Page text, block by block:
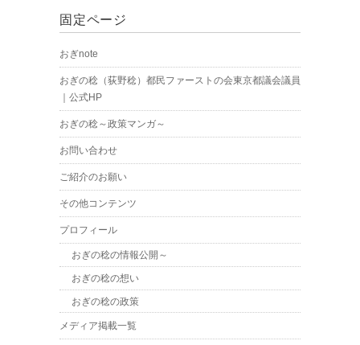
固定ページ
おぎnote
おぎの稔（荻野稔）都民ファーストの会東京都議会議員
｜公式HP
おぎの稔～政策マンガ～
お問い合わせ
ご紹介のお願い
その他コンテンツ
プロフィール
おぎの稔の情報公開～
おぎの稔の想い
おぎの稔の政策
メディア掲載一覧